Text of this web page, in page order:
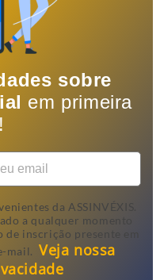
sobre
em primeira
da ASSINVÉXIS.
a qualquer momento
inscrição presente em
mail. Veja nossa